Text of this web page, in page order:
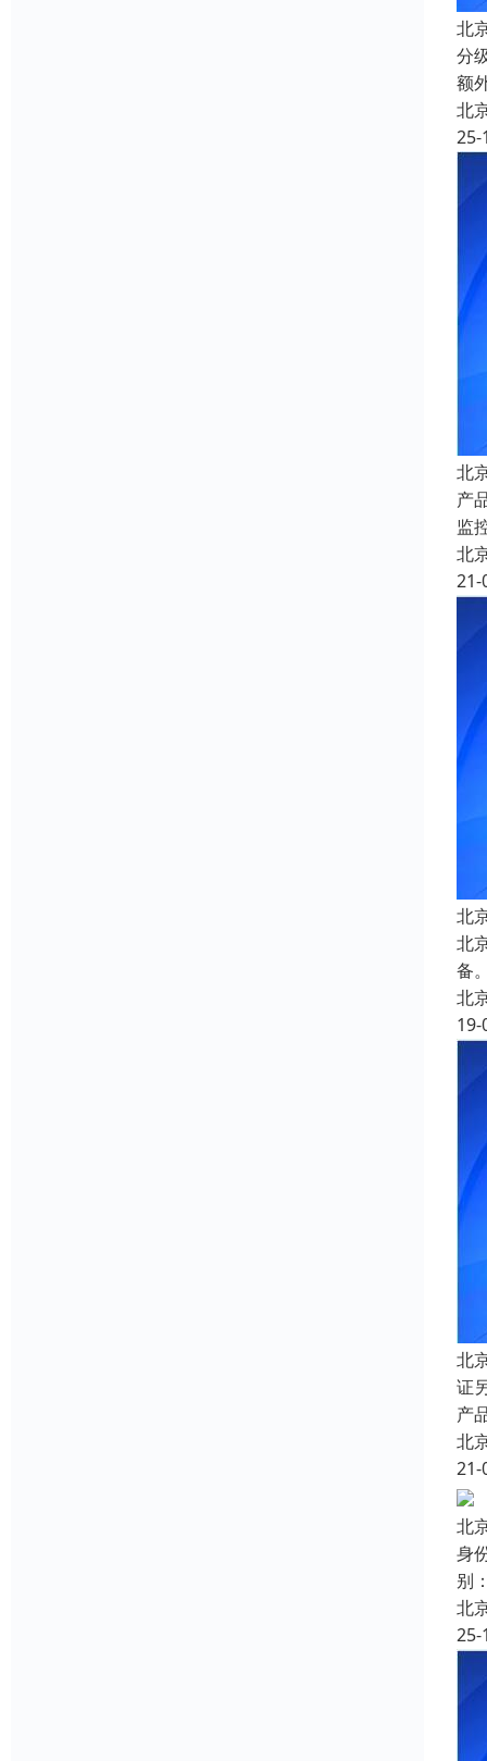
北
分
额
北
25-
北
产
监
北
21-
北
北
备
北
19-
北
证
产
北
21-
北
身
别
北
25-